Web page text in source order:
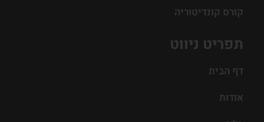
תפריט ניווט
דף הבית
אודות
קורס קונדיטוריה